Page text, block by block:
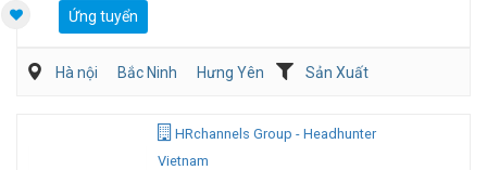
Ứng tuyển
Hà nội Bắc Ninh Hưng Yên
Sản Xuất
HRchannels Group - Headhunter
Vietnam